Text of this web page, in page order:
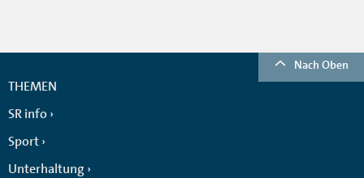
Nach Oben
THEMEN
SR info
Sport
Unterhaltung